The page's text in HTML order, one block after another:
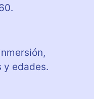
y edades.